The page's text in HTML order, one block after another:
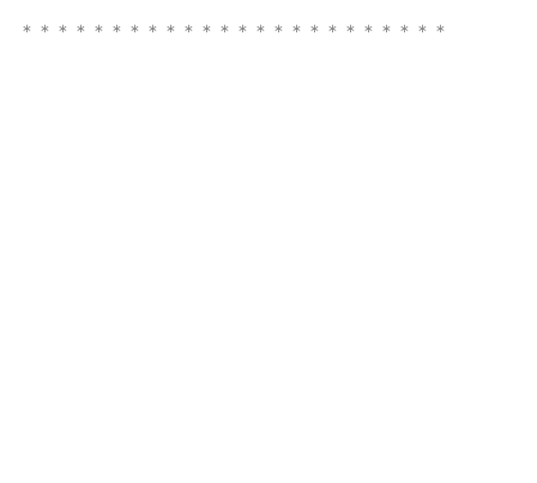
＊＊＊＊＊＊＊＊＊＊＊＊＊＊＊＊＊＊＊＊＊＊＊＊